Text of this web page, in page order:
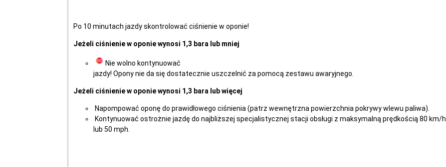
Po 10 minutach jazdy skontrolować ciśnienie w oponie!
Jeżeli ciśnienie w oponie wynosi 1,3 bara lub mniej
Nie wolno kontynuować
jazdy! Opony nie da się dostatecznie uszczelnić za pomocą zestawu awaryjnego.
Jeżeli ciśnienie w oponie wynosi 1,3 bara lub więcej
Napompować oponę do prawidłowego ciśnienia (patrz wewnętrzna powierzchnia pokrywy wlewu paliwa).
Kontynuować ostrożnie jazdę do najbliższej specjalistycznej stacji obsługi z maksymalną prędkością 80 km/h
lub 50 mph.